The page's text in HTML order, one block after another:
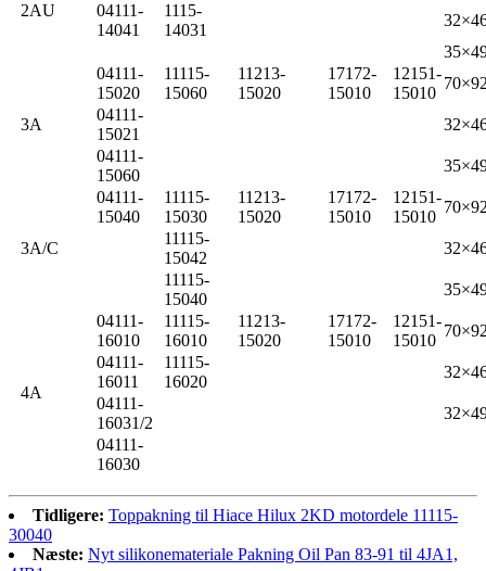
2AU
04111-
14041
1115-
14031
3A
04111-
15020
11115-
15060
11213-
15020
17172-
15010
12151-
15010
04111-
15021
04111-
15060
3A/C
04111-
15040
11115-
15030
11213-
15020
17172-
15010
12151-
15010
11115-
15042
11115-
15040
4A
04111-
16010
11115-
16010
11213-
15020
17172-
15010
12151-
15010
04111-
16011
11115-
16020
04111-
16031/2
04111-
16030
Tidligere: Toppakning til Hiace Hilux 2KD motordele 11115-
30040
Næste: Nyt silikonemateriale Pakning Oil Pan 83-91 til 4JA1,